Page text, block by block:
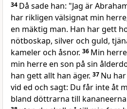
34 Då sade han: "Jag är
har rikligen välsignat min
en mäktig man. Han har gett
nötboskap, silver och guld,
kameler och åsnor. 36 Min
min herre en son på sin
han gett allt han äger. 37 Nu
vid ed och sagt: Du får inte åt
bland döttrarna till